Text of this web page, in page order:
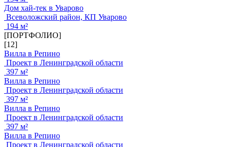
Дом хай-тек в Уварово
Всеволожский район, КП Уварово
194 м²
[ПОРТФОЛИО]
[12]
Вилла в Репино
Проект в Ленинградской области
397 м²
Вилла в Репино
Проект в Ленинградской области
397 м²
Вилла в Репино
Проект в Ленинградской области
397 м²
Вилла в Репино
Проект в Ленинградской области